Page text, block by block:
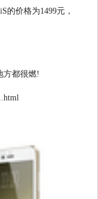
的价格为1499元，
方都很燃!